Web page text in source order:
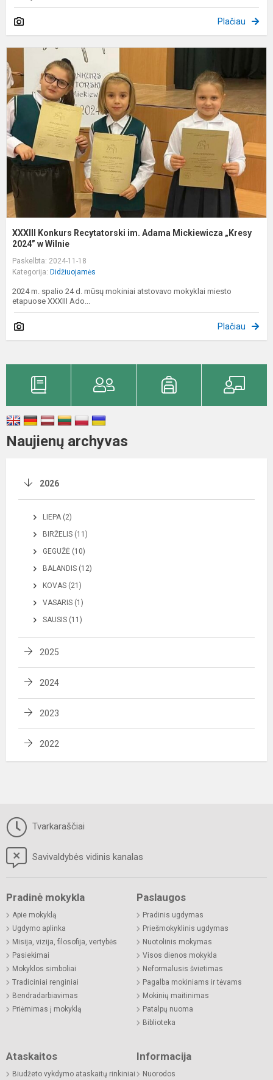
Plačiau
XXXIII Konkurs Recytatorski im. Adama Mickiewicza „Kresy
2024” w Wilnie
Paskelbta: 2024-11-18
Kategorija: Didžiuojamės
2024 m. spalio 24 d. mūsų mokiniai atstovavo mokyklai miesto
etapuose XXXIII Ado...
Plačiau
Naujienų archyvas
2026
LIEPA (2)
BIRŽELIS (11)
GEGUŽĖ (10)
BALANDIS (12)
KOVAS (21)
VASARIS (1)
SAUSIS (11)
2025
2024
2023
2022
Tvarkaraščiai
Savivaldybės vidinis kanalas
Pradinė mokykla
Apie mokyklą
Ugdymo aplinka
Misija, vizija, filosofija, vertybės
Pasiekimai
Mokyklos simboliai
Tradiciniai renginiai
Bendradarbiavimas
Priėmimas į mokyklą
Paslaugos
Pradinis ugdymas
Priešmokyklinis ugdymas
Nuotolinis mokymas
Visos dienos mokykla
Neformalusis švietimas
Pagalba mokiniams ir tėvams
Mokinių maitinimas
Patalpų nuoma
Biblioteka
Ataskaitos
Biudžeto vykdymo ataskaitų rinkiniai
Informacija
Nuorodos